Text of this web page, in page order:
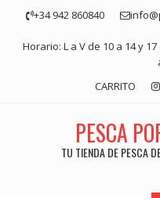
contenido
+34 942 860840
Horario: L a V de 10 a 14 y
CARRITO
PESCA
TU TIENDA DE PESCA